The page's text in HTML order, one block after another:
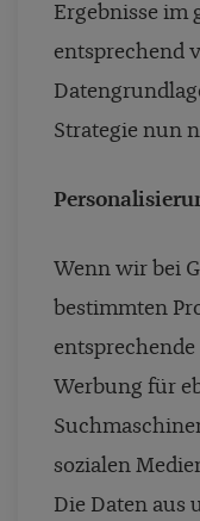
Ergebnisse im
entsprechend
Strategie nun
Wenn wir bei
bestimmten
Werbung für
sozialen
Die Daten aus